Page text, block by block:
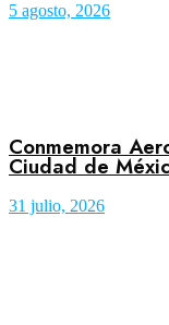
5 agosto, 2026
Conmemora
Ciudad de
31 julio, 2026